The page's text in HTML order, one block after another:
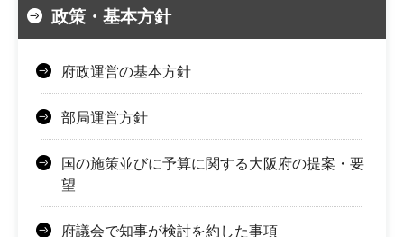
政策・基本方針
府政運営の基本方針
部局運営方針
国の施策並びに予算に関する大阪府の提案・要
望
府議会で知事が検討を約した事項